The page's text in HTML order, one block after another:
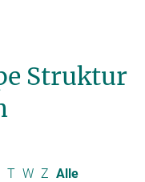
Struktur
T W Z Alle